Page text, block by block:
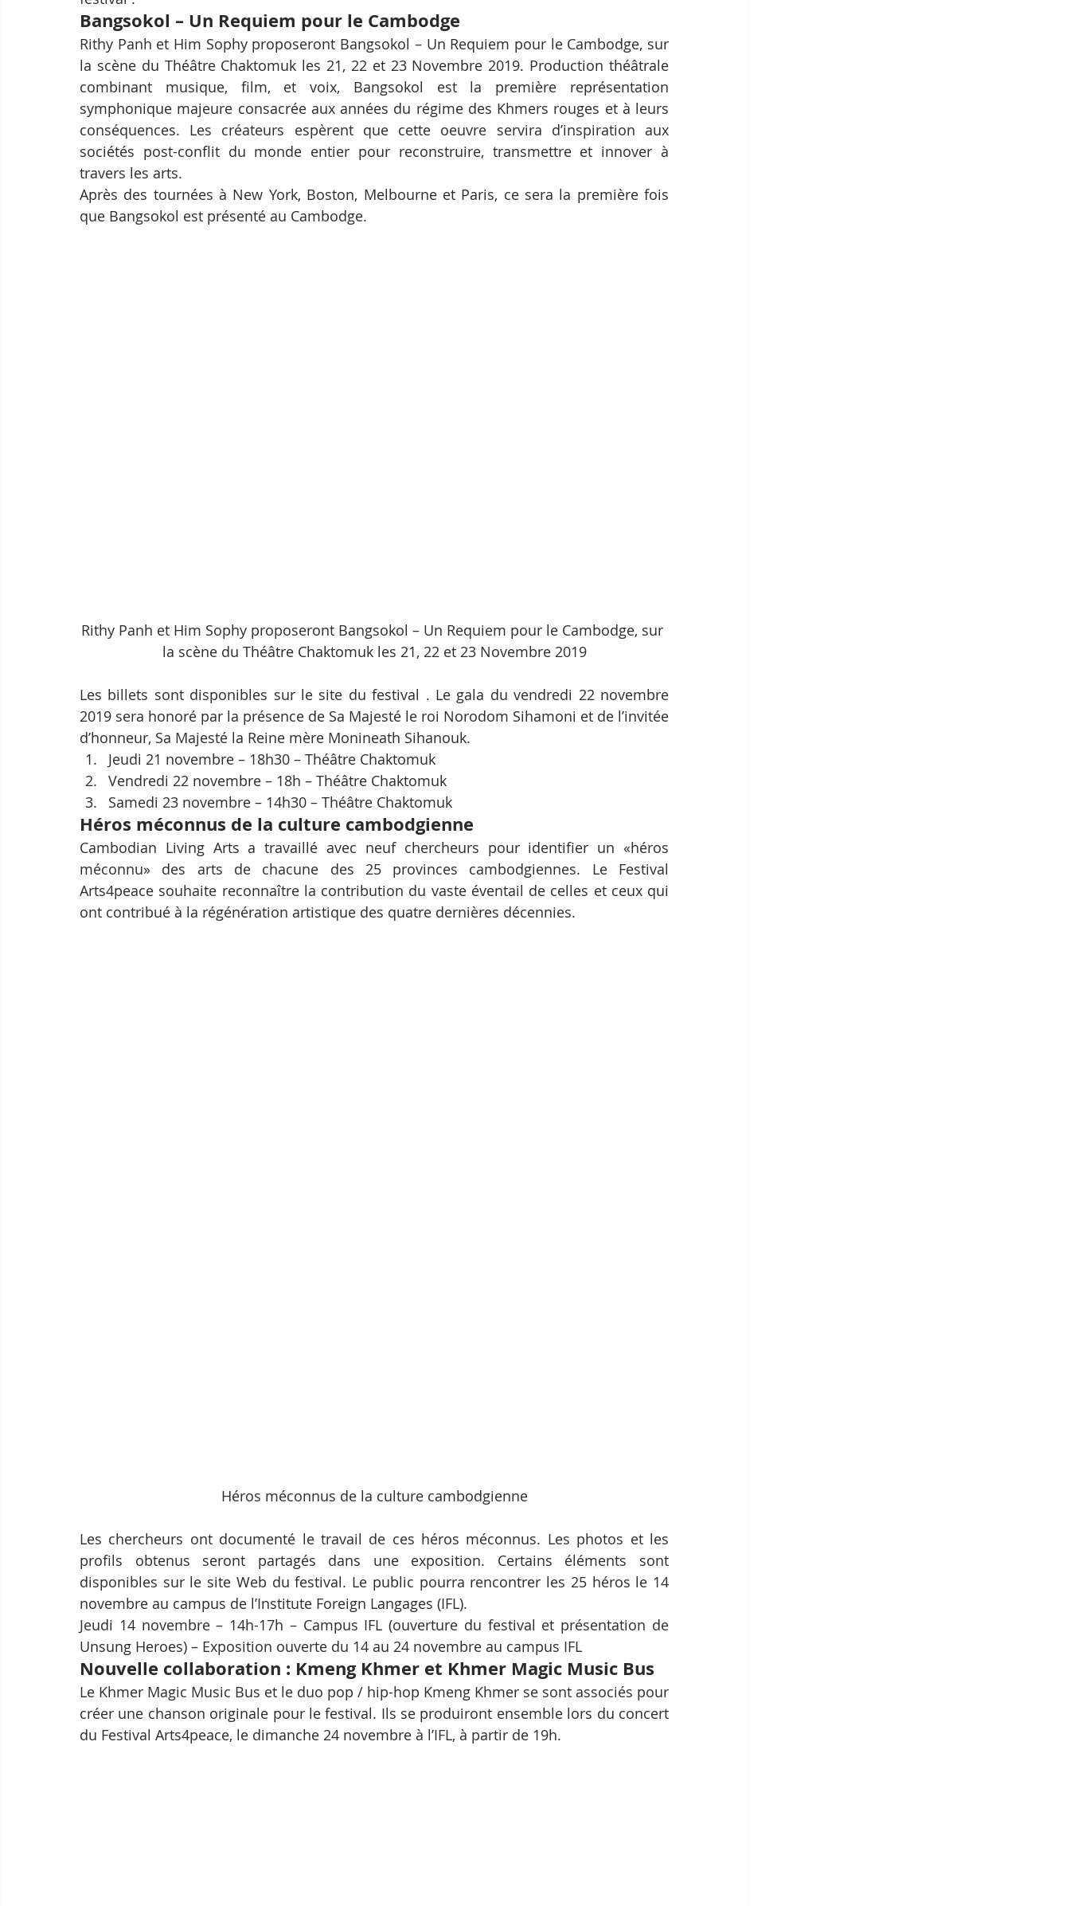
Bangsokol – Un Requiem pour le Cambodge
Rithy Panh et Him Sophy proposeront Bangsokol – Un Requiem pour le Cambodge, sur
la scène du Théâtre Chaktomuk les 21, 22 et 23 Novembre 2019. Production théâtrale
combinant musique, film, et voix, Bangsokol est la première représentation
symphonique majeure consacrée aux années du régime des Khmers rouges et à leurs
conséquences. Les créateurs espèrent que cette oeuvre servira d’inspiration aux
sociétés post-conflit du monde entier pour reconstruire, transmettre et innover à
travers les arts.
Après des tournées à New York, Boston, Melbourne et Paris, ce sera la première fois
que Bangsokol est présenté au Cambodge.
Rithy Panh et Him Sophy proposeront Bangsokol – Un Requiem pour le Cambodge, sur
la scène du Théâtre Chaktomuk les 21, 22 et 23 Novembre 2019
Les billets sont disponibles sur le site du festival . Le gala du vendredi 22 novembre
2019 sera honoré par la présence de Sa Majesté le roi Norodom Sihamoni et de l’invitée
d’honneur, Sa Majesté la Reine mère Monineath Sihanouk.
Jeudi 21 novembre – 18h30 – Théâtre Chaktomuk
Vendredi 22 novembre – 18h – Théâtre Chaktomuk
Samedi 23 novembre – 14h30 – Théâtre Chaktomuk
Héros méconnus de la culture cambodgienne
Cambodian Living Arts a travaillé avec neuf chercheurs pour identifier un «héros
méconnu» des arts de chacune des 25 provinces cambodgiennes. Le Festival
Arts4peace souhaite reconnaître la contribution du vaste éventail de celles et ceux qui
ont contribué à la régénération artistique des quatre dernières décennies.
Héros méconnus de la culture cambodgienne
Les chercheurs ont documenté le travail de ces héros méconnus. Les photos et les
profils obtenus seront partagés dans une exposition. Certains éléments sont
disponibles sur le site Web du festival. Le public pourra rencontrer les 25 héros le 14
novembre au campus de l’Institute Foreign Langages (IFL).
Jeudi 14 novembre – 14h-17h – Campus IFL (ouverture du festival et présentation de
Unsung Heroes) – Exposition ouverte du 14 au 24 novembre au campus IFL
Nouvelle collaboration : Kmeng Khmer et Khmer Magic Music Bus
Le Khmer Magic Music Bus et le duo pop / hip-hop Kmeng Khmer se sont associés pour
créer une chanson originale pour le festival. Ils se produiront ensemble lors du concert
du Festival Arts4peace, le dimanche 24 novembre à l’IFL, à partir de 19h.